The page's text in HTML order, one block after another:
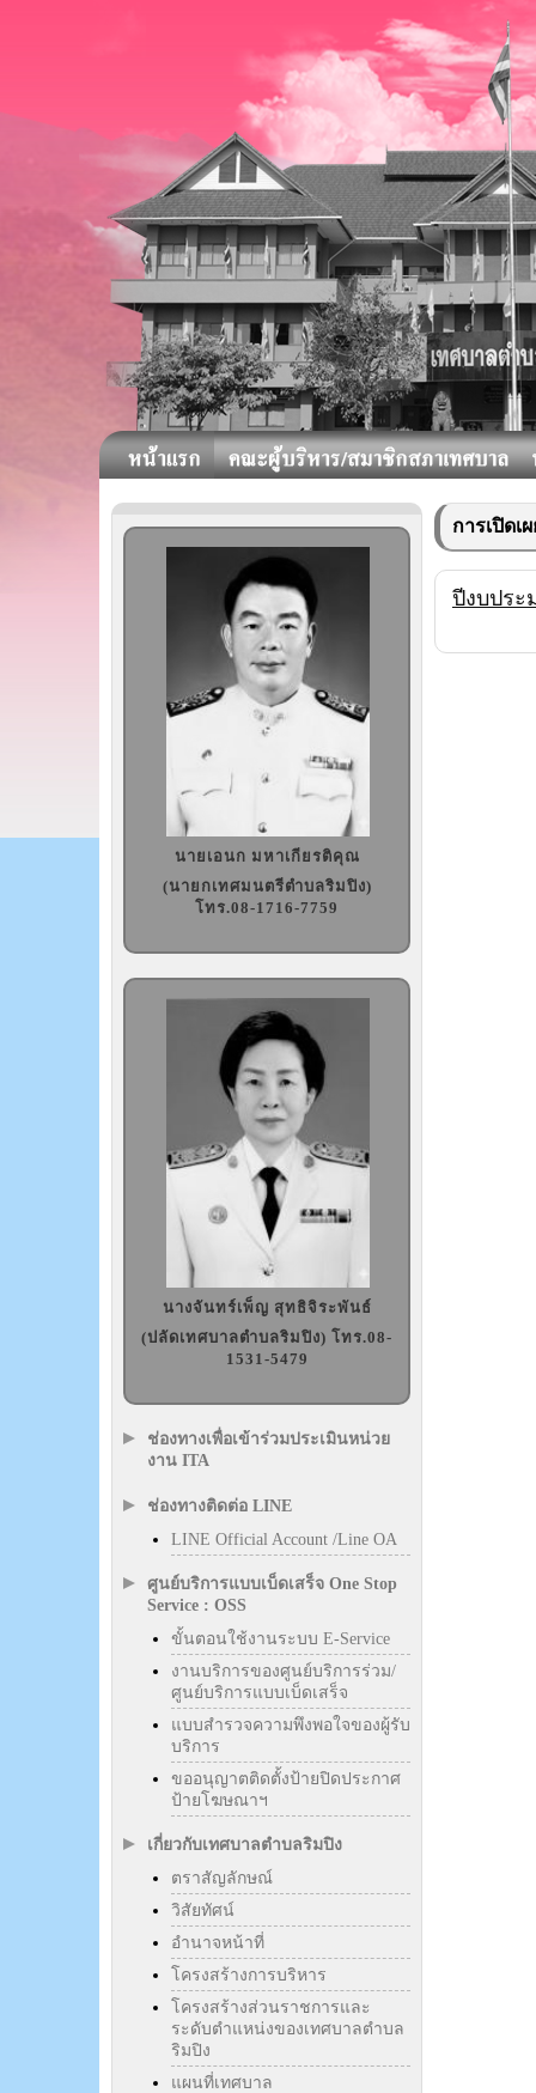
นายเอนก มหาเกียรติคุณ
(นายกเทศมนตรีตำบลริมปิง)
โทร.08-1716-7759
นางจันทร์เพ็ญ สุทธิจิระพันธ์
(ปลัดเทศบาลตำบลริมปิง) โทร.08-
1531-5479
ช่องทางเพื่อเข้าร่วมประเมินหน่วย
งาน ITA
ช่องทางติดต่อ LINE
LINE Official Account /Line OA
ศูนย์บริการแบบเบ็ดเสร็จ One Stop
Service : OSS
ขั้นตอนใช้งานระบบ E-Service
งานบริการของศูนย์บริการร่วม/
ศูนย์บริการแบบเบ็ดเสร็จ
แบบสำรวจความพึงพอใจของผู้รับ
บริการ
ขออนุญาตติดตั้งป้ายปิดประกาศ
ป้ายโฆษณาฯ
เกี่ยวกับเทศบาลตำบลริมปิง
ตราสัญลักษณ์
วิสัยทัศน์
อำนาจหน้าที่
โครงสร้างการบริหาร
โครงสร้างส่วนราชการและ
ระดับตำแหน่งของเทศบาลตำบล
ริมปิง
แผนที่เทศบาล
การเปิด
ปีงบประ